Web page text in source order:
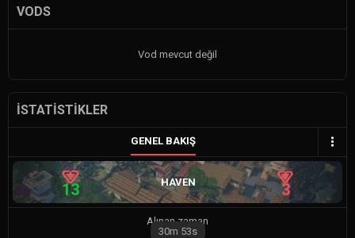
VODS
Vod mevcut değil
İSTATISTIKLER
GENEL BAKIŞ
13 HAVEN 3
Alınan zaman
30m 53s